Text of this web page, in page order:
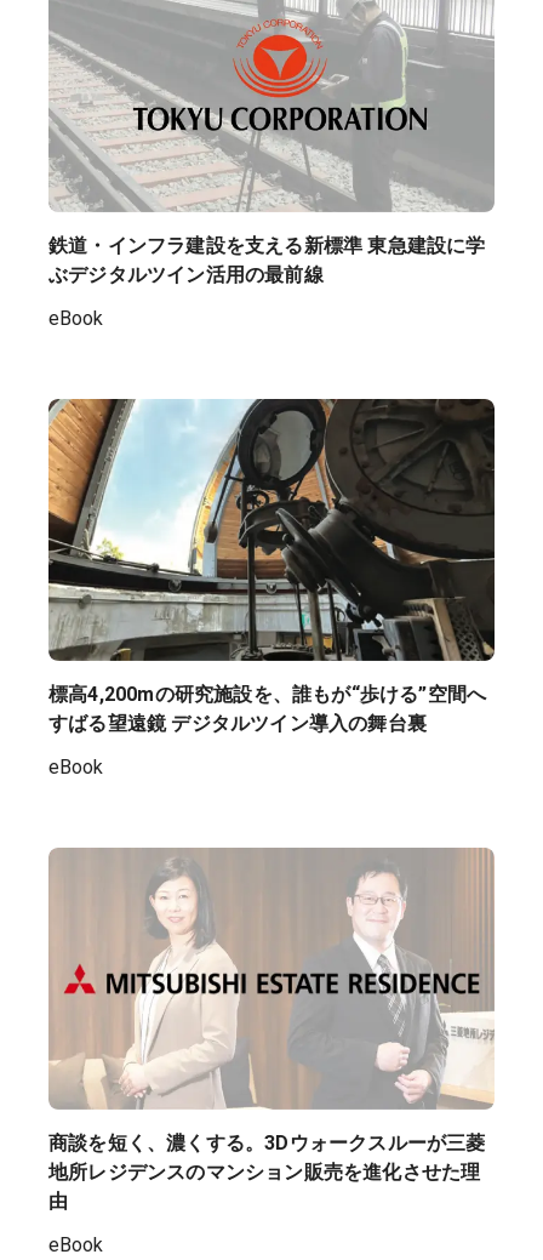
鉄道・インフラ建設を支える新標準 東急建設に学
ぶデジタルツイン活用の最前線
eBook
標高4,200mの研究施設を、誰もが“歩ける”空間へ
すばる望遠鏡 デジタルツイン導入の舞台裏
eBook
商談を短く、濃くする。3Dウォークスルーが三菱
地所レジデンスのマンション販売を進化させた理
由
eBook